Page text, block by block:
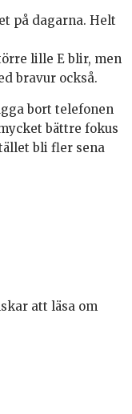
på dagarna. Helt
lille E blir, men
bravur också.
bort telefonen
bättre fokus
bli fler sena
att läsa om